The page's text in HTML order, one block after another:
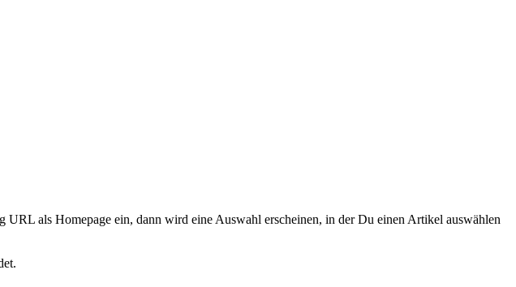
als Homepage ein, dann wird eine Auswahl erscheinen, in der Du einen Artikel auswählen